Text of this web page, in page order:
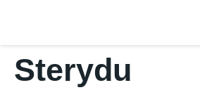
Sterydu